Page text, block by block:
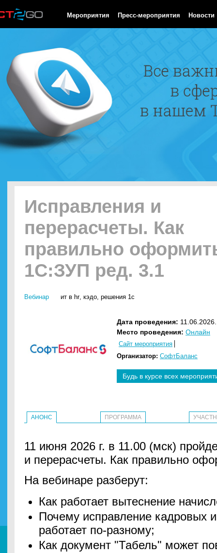
Мероприятия Пресс-мероприятия Новости
Исправления и
перерасчеты. Как
правильно
1С:ЗУП ред. 3.1
Вебинар ит в hr, кэдо, решения 1с
Дата проведения:
Место проведения: Онлайн
Сайт мероприятия
Организатор: СофтБаланс
Будь в курсе всех
АНОНС ПРОГРАММА
11 июня 2026 г. в 11.00 (мск)
и перерасчеты. Как правильно
На вебинаре разберут:
Как работает вытеснение
Почему исправление кадровых
работает по-разному;
Как документ "Табель" может